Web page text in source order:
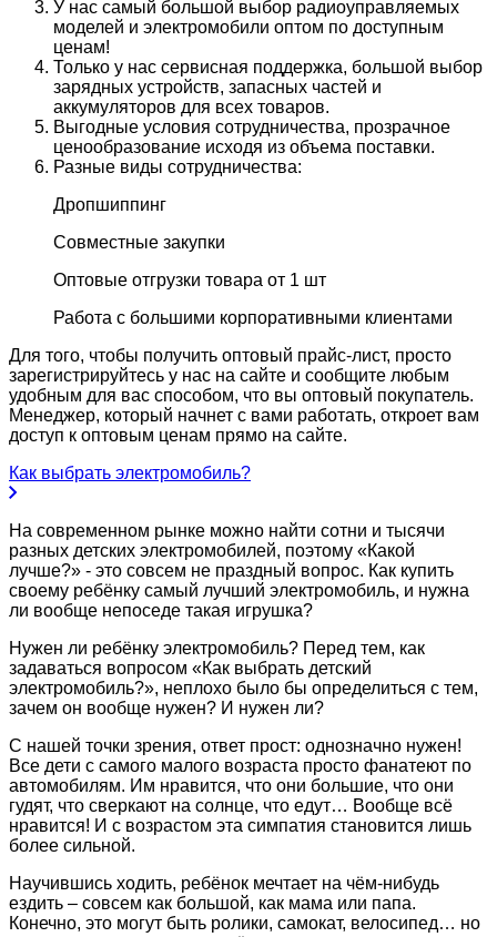
У нас самый большой выбор радиоуправляемых
моделей и электромобили оптом по доступным
ценам!
Только у нас сервисная поддержка, большой выбор
зарядных устройств, запасных частей и
аккумуляторов для всех товаров.
Выгодные условия сотрудничества, прозрачное
ценообразование исходя из объема поставки.
Разные виды сотрудничества:
Дропшиппинг
Совместные закупки
Оптовые отгрузки товара от 1 шт
Работа с большими корпоративными клиентами
Для того, чтобы получить оптовый прайс-лист, просто
зарегистрируйтесь у нас на сайте и сообщите любым
удобным для вас способом, что вы оптовый покупатель.
Менеджер, который начнет с вами работать, откроет вам
доступ к оптовым ценам прямо на сайте.
Как выбрать электромобиль?
На современном рынке можно найти сотни и тысячи
разных детских электромобилей, поэтому «Какой
лучше?» - это совсем не праздный вопрос. Как купить
своему ребёнку самый лучший электромобиль, и нужна
ли вообще непоседе такая игрушка?
Нужен ли ребёнку электромобиль? Перед тем, как
задаваться вопросом «Как выбрать детский
электромобиль?», неплохо было бы определиться с тем,
зачем он вообще нужен? И нужен ли?
С нашей точки зрения, ответ прост: однозначно нужен!
Все дети с самого малого возраста просто фанатеют по
автомобилям. Им нравится, что они большие, что они
гудят, что сверкают на солнце, что едут… Вообще всё
нравится! И с возрастом эта симпатия становится лишь
более сильной.
Научившись ходить, ребёнок мечтает на чём-нибудь
ездить – совсем как большой, как мама или папа.
Конечно, это могут быть ролики, самокат, велосипед… но